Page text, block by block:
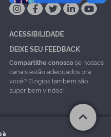
ACESSIBILIDADE
DEIXE SEU FEEDBACK
Compartilhe conoscose nossos
canais estão adequados pra
você? Elogios também são
super bem vindos!